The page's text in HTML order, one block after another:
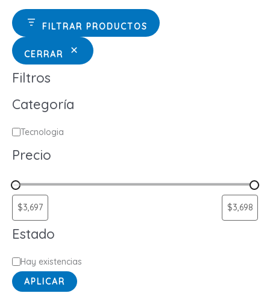
FILTRAR PRODUCTOS
CERRAR
Filtros
Categoría
C
a
e
g
o
r
a
Tecnologia
Precio
Estado
E
s
Hay existencias
APLICAR